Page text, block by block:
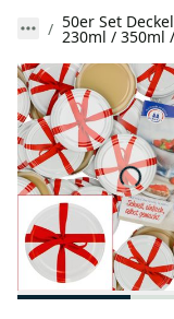
50er Set
230ml / 350ml